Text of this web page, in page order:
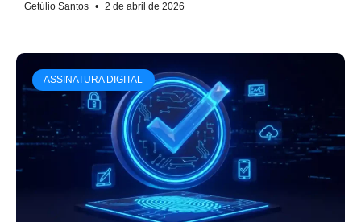
Getúlio Santos 2 de abril de 2026
ASSINATURA DIGITAL